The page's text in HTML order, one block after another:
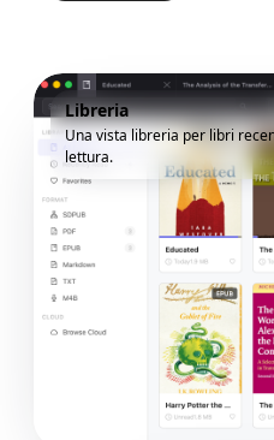
Libreria
Una vista libreria per libri
lettura.